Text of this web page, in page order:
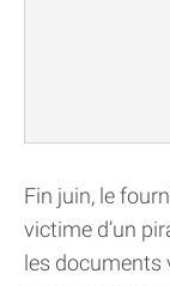
Fin juin, le
victime d’un
les documents